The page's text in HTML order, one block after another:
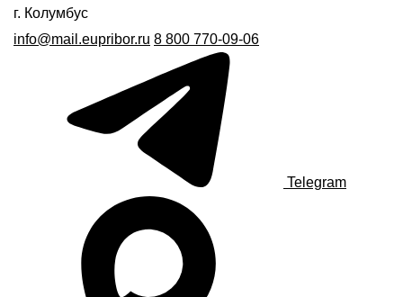
г. Колумбус
info@mail.eupribor.ru 8 800 770-09-06
Telegram